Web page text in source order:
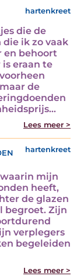
hartenkreet
die de
ik zo vaak
en behoort
eraan te
de
Lees meer >
hartenkreet
mijn
heeft,
de glazen
begroet. Zijn
verplegers
begeleiden
Lees meer >